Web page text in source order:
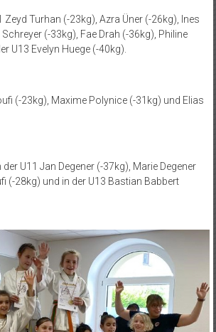
Zeyd Turhan (-23kg), Azra Üner (-26kg), Ines
(-33kg), Fae Drah (-36kg), Philine
U13 Evelyn Huege (-40kg).
(-23kg), Maxime Polynice (-31kg) und Elias
U11 Jan Degener (-37kg), Marie Degener
(-28kg) und in der U13 Bastian Babbert